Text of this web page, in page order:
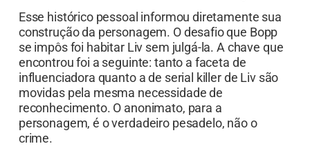
Esse histórico pessoal informou diretamente sua
construção da personagem. O desafio que Bopp
se impôs foi habitar Liv sem julgá-la. A chave que
encontrou foi a seguinte: tanto a faceta de
influenciadora quanto a de serial killer de Liv são
movidas pela mesma necessidade de
reconhecimento. O anonimato, para a
personagem, é o verdadeiro pesadelo, não o
crime.